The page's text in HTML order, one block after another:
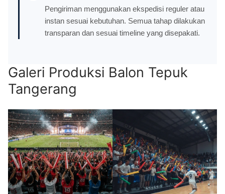
Pengiriman menggunakan ekspedisi reguler atau
instan sesuai kebutuhan. Semua tahap dilakukan
transparan dan sesuai timeline yang disepakati.
Galeri Produksi Balon Tepuk
Tangerang